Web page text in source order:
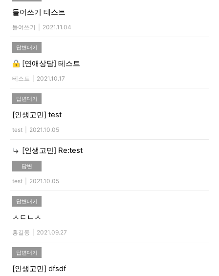
들어쓰기 테스트
들여쓰기 2021.11.04
답변대기
[연애상담] 테스트
테스트 2021.10.17
답변대기
[인생고민] test
test 2021.10.05
[인생고민] Re:test
답변
test 2021.10.05
답변대기
ㅅㄷㄴㅅ
홍길동 2021.09.27
답변대기
[인생고민] dfsdf